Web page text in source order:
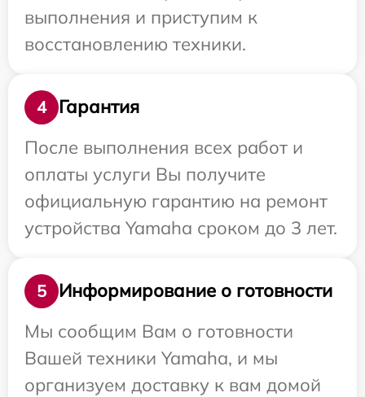
выполнения и приступим к
восстановлению техники.
4
Гарантия
После выполнения всех работ и
оплаты услуги Вы получите
официальную гарантию на ремонт
устройства Yamaha сроком до 3 лет.
5
Информирование о готовности
Мы сообщим Вам о готовности
Вашей техники Yamaha, и мы
организуем доставку к вам домой